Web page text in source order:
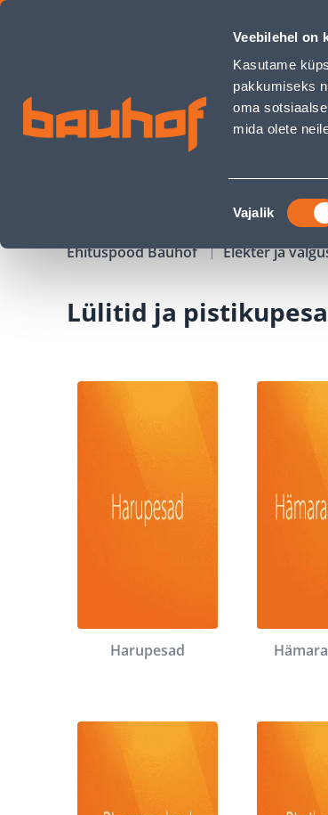
Veebilehel on
Kasutame
pakkumiseks
oma
mida olete
Nõusoleku
valik
Vajalik
Lülitid ja pistikupesad - Bauhof has loaded
Äriklienditeenindus
Ehituspood Bauhof Elekter ja
Lülitid ja
Harupesad